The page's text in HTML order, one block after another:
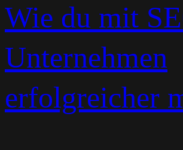
Wie du mit
Unternehmen
erfolgreicher